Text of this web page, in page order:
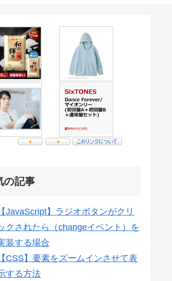
の記事
【JavaScript】ラジオボタンがクリ
クされたら（changeイベント）を
装する場合
【CSS】要素をズームインさせて表
する方法